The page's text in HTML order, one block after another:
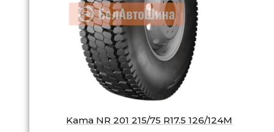
Kama NR 201 215/75 R17.5 126/124M